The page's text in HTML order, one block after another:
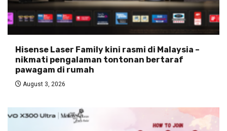
Hisense Laser Family kini rasmi di Malaysia –
nikmati pengalaman tontonan bertaraf
pawagam di rumah
August 3, 2026